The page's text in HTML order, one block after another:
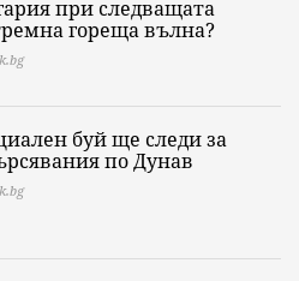
при следващата
гореща вълна?
буй ще следи за
по Дунав